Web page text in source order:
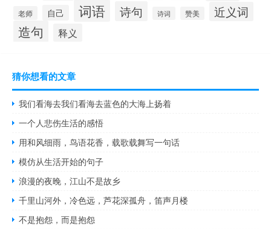
老师 自己 词语 诗句 诗词 赞美 近义词
造句 释义
猜你想看的文章
我们看海去我们看海去蓝色的大海上扬着
一个人悲伤生活的感悟
用和风细雨，鸟语花香，载歌载舞写一句话
模仿从生活开始的句子
浪漫的夜晚，江山不是故乡
千里山河外，冷色远，芦花深孤舟，笛声月楼
不是抱怨，而是抱怨